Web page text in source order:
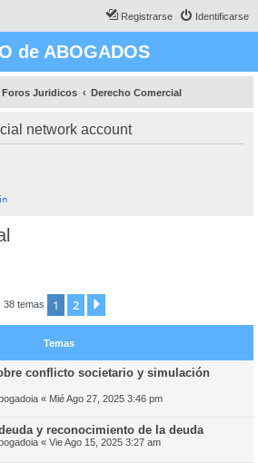
Identificarse
Registrarse
de ABOGADOS
Foros Juridicos Derecho Comercial
network account
38 temas 1 2
Temas
conflicto societario y simulación
« Mié Ago 27, 2025 3:46 pm
y reconocimiento de la deuda
« Vie Ago 15, 2025 3:27 am